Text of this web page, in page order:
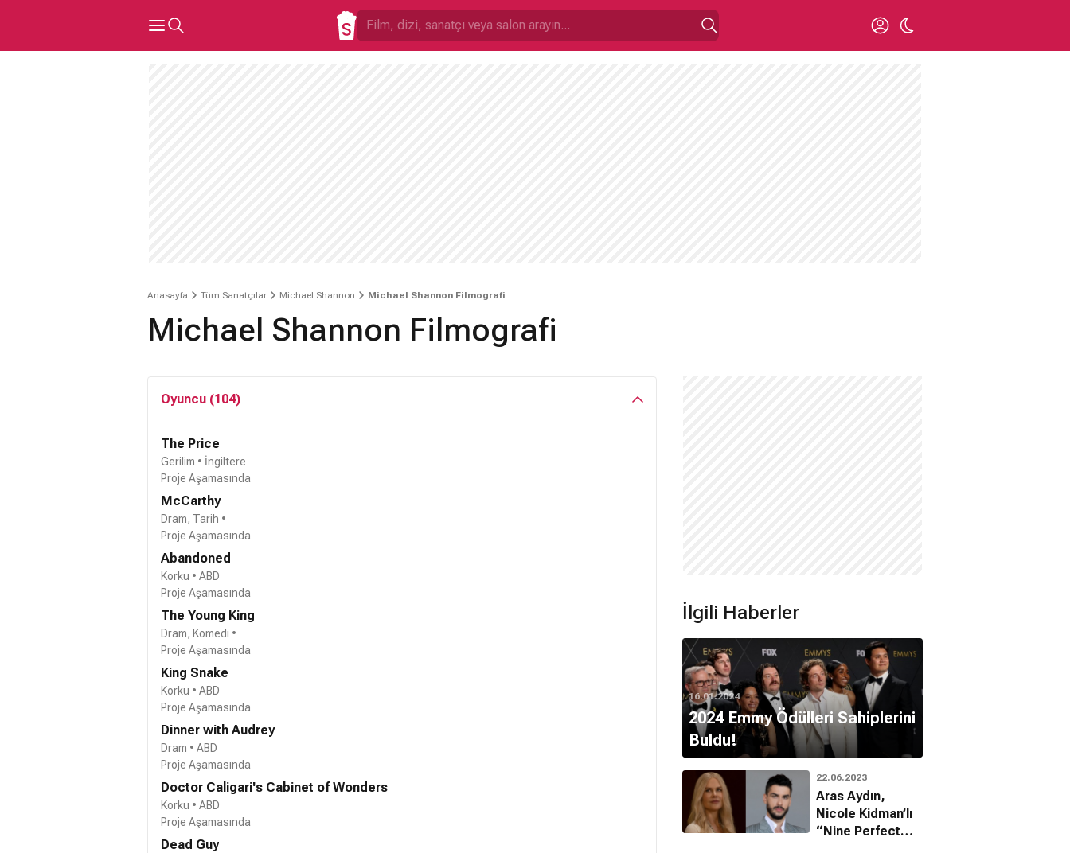
Anasayfa Tüm Sanatçılar Michael Shannon Michael Shannon Filmografi
Michael Shannon Filmografi
Oyuncu (104)
The Price
Gerilim • İngiltere
Proje Aşamasında
McCarthy
Dram, Tarih •
Proje Aşamasında
Abandoned
Korku • ABD
Proje Aşamasında
The Young King
Dram, Komedi •
Proje Aşamasında
King Snake
Korku • ABD
Proje Aşamasında
Dinner with Audrey
Dram • ABD
Proje Aşamasında
Doctor Caligari's Cabinet of Wonders
Korku • ABD
Proje Aşamasında
Dead Guy
İlgili Haberler
16.01.2024
2024 Emmy Ödülleri Sahiplerini
Buldu!
22.06.2023
Aras Aydın,
Nicole Kidman’lı
“Nine Perfect